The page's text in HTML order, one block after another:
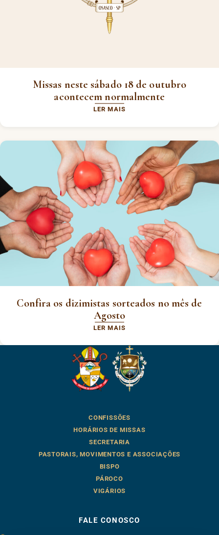
Missas neste sábado 18 de outubro
acontecem normalmente
LER MAIS
Confira os dizimistas sorteados no mês de
Agosto
LER MAIS
CONFISSÕES
HORÁRIOS DE MISSAS
SECRETARIA
PASTORAIS, MOVIMENTOS E ASSOCIAÇÕES
BISPO
PÁROCO
VIGÁRIOS
FALE CONOSCO